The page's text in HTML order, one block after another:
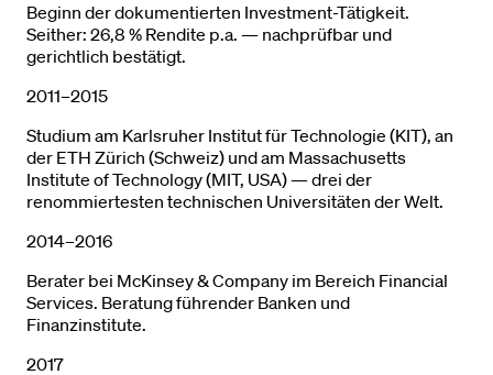
Beginn der dokumentierten Investment-Tätigkeit.
Seither: 26,8 % Rendite p.a. — nachprüfbar und
gerichtlich bestätigt.
2011–2015
Studium am Karlsruher Institut für Technologie (KIT), an
der ETH Zürich (Schweiz) und am Massachusetts
Institute of Technology (MIT, USA) — drei der
renommiertesten technischen Universitäten der Welt.
2014–2016
Berater bei McKinsey & Company im Bereich Financial
Services. Beratung führender Banken und
Finanzinstitute.
2017